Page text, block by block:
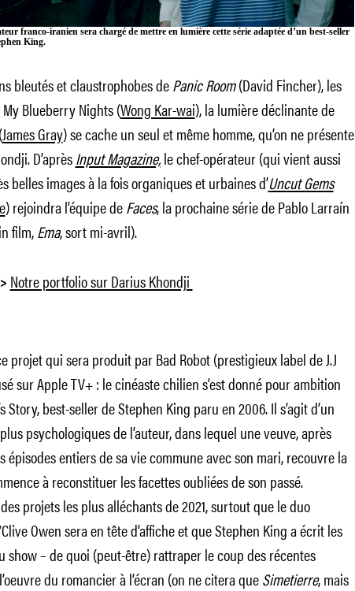
franco-iranien sera chargé de mettre en lumière cette série adaptée d’un best-seller
King.
bleutés et claustrophobes dePanic Room(David Fincher), les
My Blueberry Nights(Wong Kar-wai), la lumière déclinante de
James Gray) se cache un seul et même homme, qu’on ne présente
D’aprèsInput Magazine,le chef-opérateur (qui vient aussi
belles images à la fois organiques et urbaines d’Uncut Gems
) rejoindra l’équipe deFaces, la prochaine série de Pablo Larraín
film,Ema, sort mi-avril).
Notre portfolio sur Darius Khondji
projet qui sera produit par Bad Robot (prestigieux label de J.J
sur Apple TV+ : le cinéaste chilien s’est donné pour ambition
Story,best-seller de Stephen King paru en 2006. Il s’agit d’un
psychologiques de l’auteur, dans lequel une veuve, après
épisodes entiers de sa vie commune avec son mari, recouvre la
à reconstituer les facettes oubliées de son passé.
projets les plus alléchants de 2021, surtout que le duo
Owen sera en tête d’affiche et que Stephen King a écrit les
show – de quoi (peut-être) rattraper le coup des récentes
du romancier à l’écran (on ne citera queSimetierre, mais